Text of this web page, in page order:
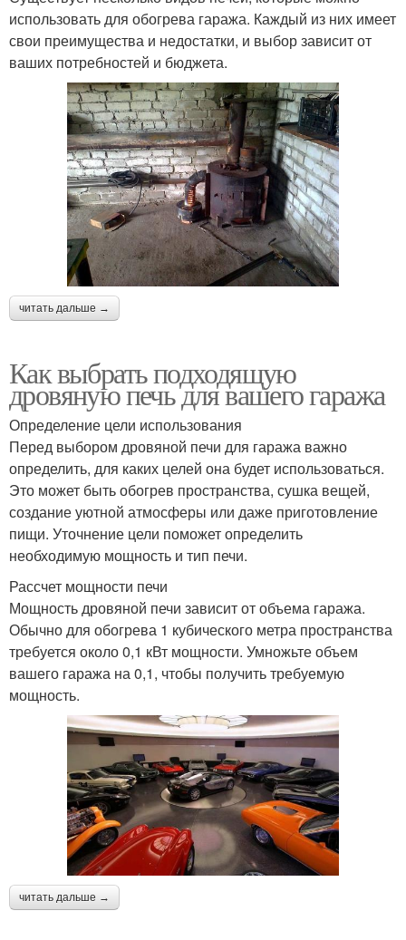
использовать для обогрева гаража. Каждый из них имеет
свои преимущества и недостатки, и выбор зависит от
ваших потребностей и бюджета.
читать дальше →
Как выбрать подходящую
дровяную печь для вашего гаража
Определение цели использования
Перед выбором дровяной печи для гаража важно
определить, для каких целей она будет использоваться.
Это может быть обогрев пространства, сушка вещей,
создание уютной атмосферы или даже приготовление
пищи. Уточнение цели поможет определить
необходимую мощность и тип печи.
Рассчет мощности печи
Мощность дровяной печи зависит от объема гаража.
Обычно для обогрева 1 кубического метра пространства
требуется около 0,1 кВт мощности. Умножьте объем
вашего гаража на 0,1, чтобы получить требуемую
мощность.
читать дальше →